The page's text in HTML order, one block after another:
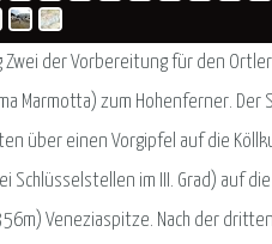
Zwei der Vorbereitung für den
Marmotta) zum Hohenferner.
über einen Vorgipfel auf die
Schlüsselstellen im III. Grad) auf
Veneziaspitze. Nach der